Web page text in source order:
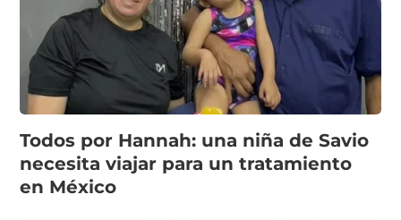
Todos por Hannah: una niña de Savio
necesita viajar para un tratamiento
en México